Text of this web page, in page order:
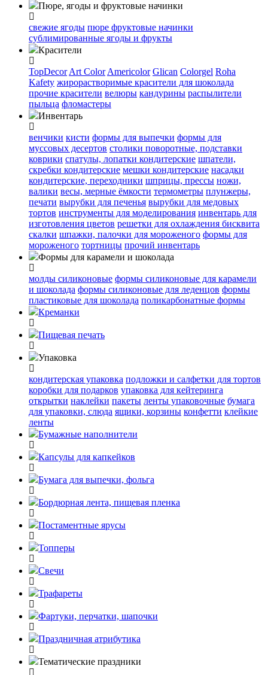
Пюре, ягоды и фруктовые начинки
свежие ягоды пюре фруктовые начинки
сублимированные ягоды и фрукты
Красители
TopDecor Art Color Americolor Glican Colorgel Roha
Kafety жирорастворимые красители для шоколада
прочие красители велюры кандурины распылители
пыльца фломастеры
Инвентарь
венчики кисти формы для выпечки формы для
муссовых десертов столики поворотные, подставки
коврики cпатулы, лопатки кондитерские шпатели,
скребки кондитерские мешки кондитерские насадки
кондитерские, переходники шприцы, прессы ножи,
валики весы, мерные ёмкости термометры плунжеры,
печати вырубки для печенья вырубки для медовых
тортов инструменты для моделирования инвентарь для
изготовления цветов решетки для охлаждения бисквита
скалки шпажки, палочки для мороженого формы для
мороженого тортницы прочий инвентарь
Формы для карамели и шоколада
молды силиконовые формы силиконовые для карамели
и шоколада формы силиконовые для леденцов формы
пластиковые для шоколада поликарбонатные формы
Креманки
Пищевая печать
Упаковка
кондитерская упаковка подложки и салфетки для тортов
коробки для подарков упаковка для кейтеринга
открытки наклейки пакеты ленты упаковочные бумага
для упаковки, слюда ящики, корзины конфетти клейкие
ленты
Бумажные наполнители
Капсулы для капкейков
Бумага для выпечки, фольга
Бордюрная лента, пищевая пленка
Постаментные ярусы
Топперы
Свечи
Трафареты
Фартуки, перчатки, шапочки
Праздничная атрибутика
Тематические праздники